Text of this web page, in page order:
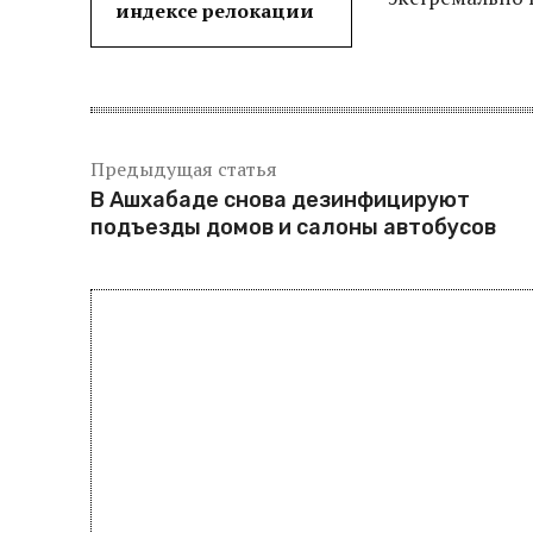
индексе релокации
Предыдущая статья
В Ашхабаде снова дезинфицируют
подъезды домов и салоны автобусов